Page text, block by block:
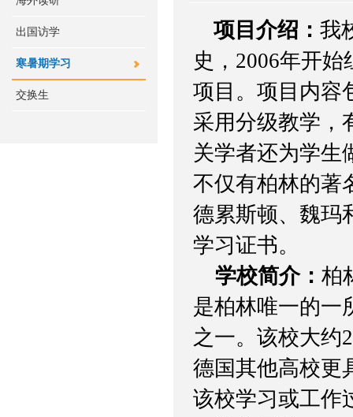
出国访学
寒暑期学习
交换生
项目介绍： 我
史， 2006年开始
项目。项目内容
采用分级教学，
关学者还为学生
不仅有柏林的著
德累斯顿、魏玛
学习证书。
学校简介：柏
是柏林唯一的一
之一。该校大约
德国其他高校更
该校学习或工作